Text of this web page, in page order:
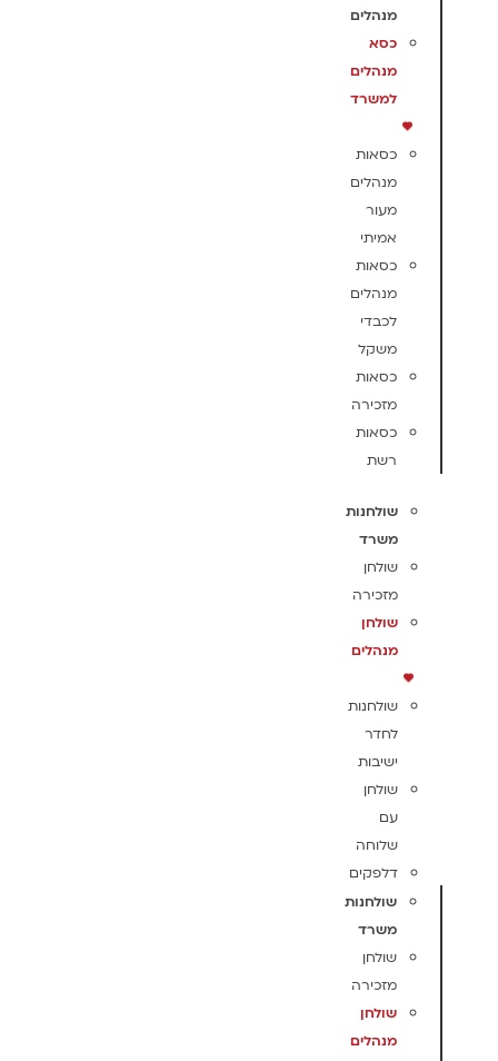
מנהלים
כסא
מנהלים
למשרד
כסאות
מנהלים
מעור
אמיתי
כסאות
מנהלים
לכבדי
משקל
כסאות
מזכירה
כסאות
רשת
שולחנות
משרד
שולחן
מזכירה
שולחן
מנהלים
שולחנות
לחדר
ישיבות
שולחן
עם
שלוחה
דלפקים
שולחנות
משרד
שולחן
מזכירה
שולחן
מנהלים